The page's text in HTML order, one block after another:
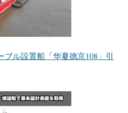
ブル設置船「华夏德京108」引